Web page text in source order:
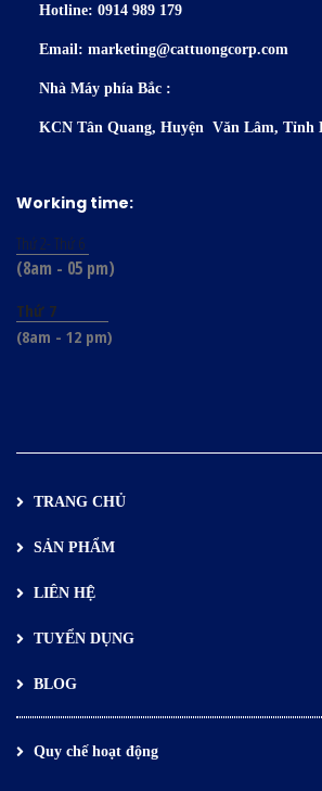
Hotline: 0914 989 179
Email: marketing@cattuongcorp.com
Nhà Máy phía Bắc :
KCN Tân Quang, Huyện Văn Lâm, Tỉnh
Working time:
Thứ 2- Thứ 6
(8am - 05 pm)
Thứ 7
(8am - 12 pm)
TRANG CHỦ
SẢN PHẨM
LIÊN HỆ
TUYỂN DỤNG
BLOG
Quy chế hoạt động